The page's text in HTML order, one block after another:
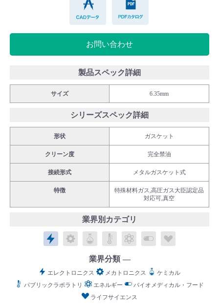
バルブと継手のきほん
会社情報
Corporate Blog
採用情報
Language：日本語／English
お問い合わせ
お問い合わせ
製品スペック詳細
サイズ 6.35mm
シリーズスペック詳細
形状 ガスケット
クリーン度 完全禁油
接続形式 メタルガスケット式
特徴
特殊材料ガス,高圧ガス大臣認定品
対応可,真空
業界別カテゴリ
エレクトロニクス
メカトロニクス
ケミカルパブリックラボラトリ
エネルギーバイオメディカ
業界分類
エレクトロニクス メカトロニクス
ケミカル
パブリックラボラトリ
エネルギー
バイオメディカル・フード
ライフサイエンス